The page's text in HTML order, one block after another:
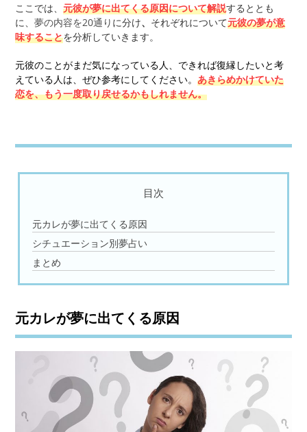
ここでは、元彼が夢に出てくる原因について解説する ととも
に、夢の内容を20通り に分け、 それぞれについて元彼の夢が意
味することを分析していきます。
元彼のことがまだ気になっている人、できれば復縁したいと考
えている人は、ぜひ参考にしてください。あきらめかけていた
恋を、もう一度取り戻せるかもしれません。
目次
元カレが夢に出てくる原因
シチュエーション別夢占い
まとめ
元カレが夢に出てくる原因